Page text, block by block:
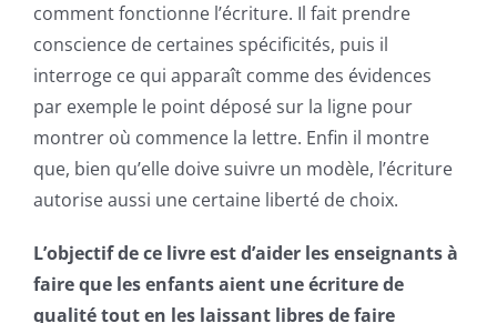
comment fonctionne l’écriture. Il fait prendre
conscience de certaines spécificités, puis il
interroge ce qui apparaît comme des évidences
par exemple le point déposé sur la ligne pour
montrer où commence la lettre. Enfin il montre
que, bien qu’elle doive suivre un modèle, l’écriture
autorise aussi une certaine liberté de choix.
L’objectif de ce livre est d’aider les enseignants à
faire que les enfants aient une écriture de
qualité tout en les laissant libres de faire